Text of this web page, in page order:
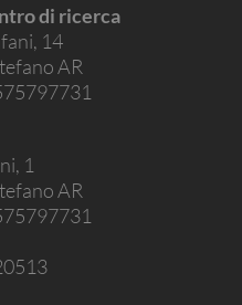
di ricerca
14
AR
1
AR